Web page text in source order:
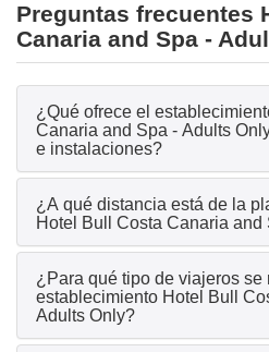
Preguntas frecuentes
Canaria and Spa -
¿Qué ofrece el
Canaria and Spa - Adults
e instalaciones?
¿A qué distancia está de la
Hotel Bull Costa Canaria and
¿Para qué tipo de viajeros se
establecimiento Hotel Bull
Adults Only?